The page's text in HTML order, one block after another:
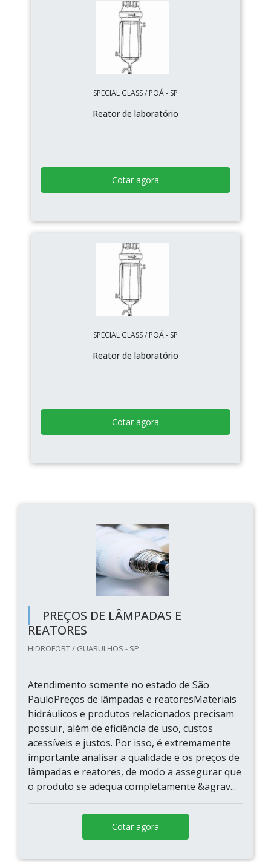
SPECIAL GLASS / POÁ - SP
Reator de laboratório
Cotar agora
SPECIAL GLASS / POÁ - SP
Reator de laboratório
Cotar agora
PREÇOS DE LÂMPADAS E
REATORES
HIDROFORT / GUARULHOS - SP
Atendimento somente no estado de São
PauloPreços de lâmpadas e reatoresMateriais
hidráulicos e produtos relacionados precisam
possuir, além de eficiência de uso, custos
acessíveis e justos. Por isso, é extremamente
importante analisar a qualidade e os preços de
lâmpadas e reatores, de modo a assegurar que
o produto se adequa completamente &agrav...
Cotar agora